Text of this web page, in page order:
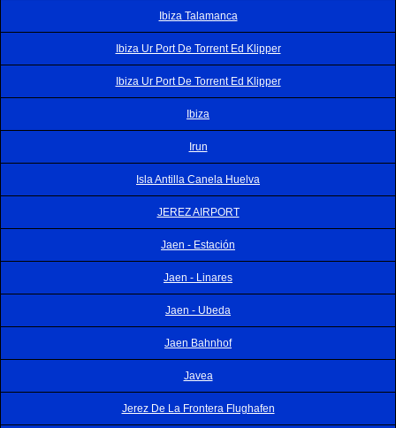
Ibiza Talamanca
Ibiza Ur Port De Torrent Ed Klipper
Ibiza Ur Port De Torrent Ed Klipper
Ibiza
Irun
Isla Antilla Canela Huelva
JEREZ AIRPORT
Jaen - Estación
Jaen - Linares
Jaen - Ubeda
Jaen Bahnhof
Javea
Jerez De La Frontera Flughafen